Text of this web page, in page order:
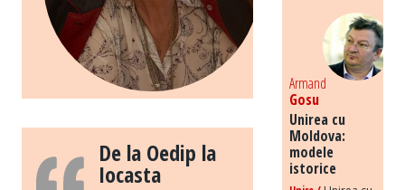
De la Oedip la
Iocasta
Armand
Gosu
Unirea cu
Moldova:
modele
istorice